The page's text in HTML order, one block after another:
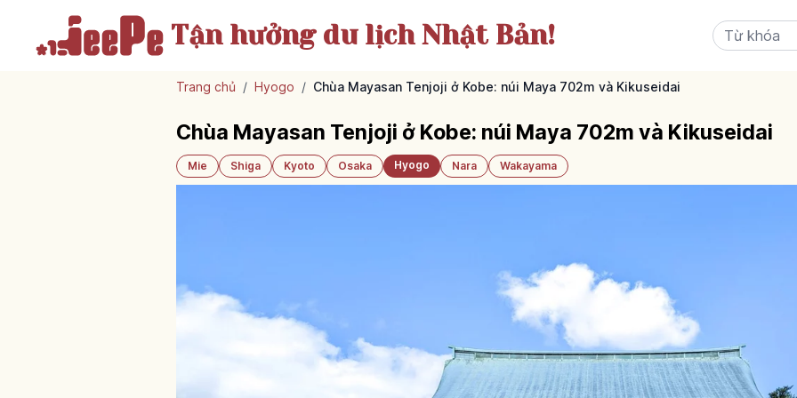
Tận hưởngdu lịch Nhật Bản!
Trang chủ / Hyogo / Chùa Mayasan Tenjoji ở Kobe: núi Maya 702m và Kikuseidai
Chùa Mayasan Tenjoji ở Kobe: núi Maya 702m và Kikuseidai
Mie Shiga Kyoto Osaka Hyogo Nara Wakayama